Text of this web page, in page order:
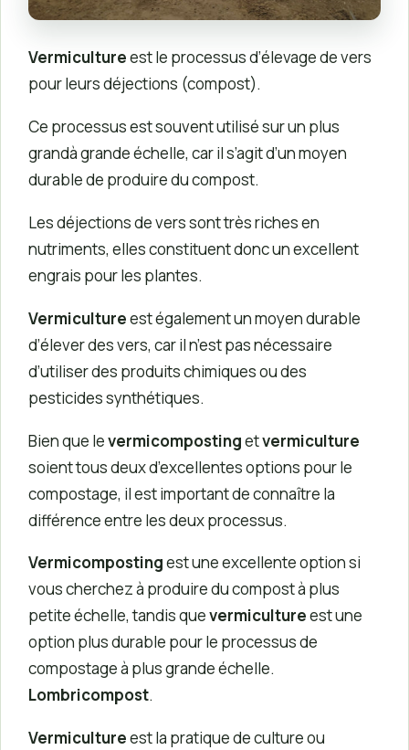
Vermicultureest le processus d’élevage de vers
pour leurs déjections (compost).
Ce processus est souvent utilisé sur un plus
grandà grande échelle, car il s’agit d’un moyen
durable de produire du compost.
Les déjections de vers sont très riches en
nutriments, elles constituent donc un excellent
engrais pour les plantes.
Vermicultureest également un moyen durable
d’élever des vers, car il n’est pas nécessaire
d’utiliser des produits chimiques ou des
pesticides synthétiques.
Bien que levermicompostingetvermiculture
soient tous deux d’excellentes options pour le
compostage, il est important de connaître la
différence entre les deux processus.
Vermicompostingest une excellente option si
vous cherchez à produire du compost à plus
petite échelle, tandis quevermicultureest une
option plus durable pour le processus de
compostage à plus grande échelle.
Lombricompost.
Vermicultureest la pratique de culture ou